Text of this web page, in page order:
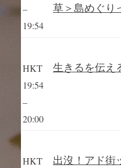
–
19:54
草＞島めぐり
HKT
19:54
–
20:00
生きるを伝え
HKT
出沒！アド